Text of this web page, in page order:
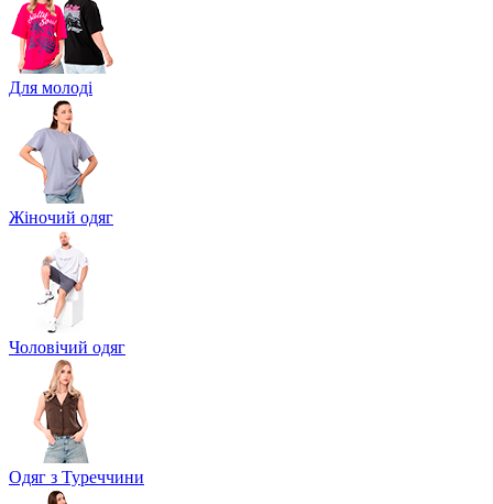
Для молоді
Жіночий одяг
Чоловічий одяг
Одяг з Туреччини